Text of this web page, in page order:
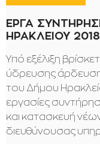
ΕΡΓΑ
ΗΡΑΚΛΕΙΟΥ 2018
Υπό εξέλιξη
ύδρευσης
του Δήμου
εργασίες
και κατασκευή
διευθύνουσας